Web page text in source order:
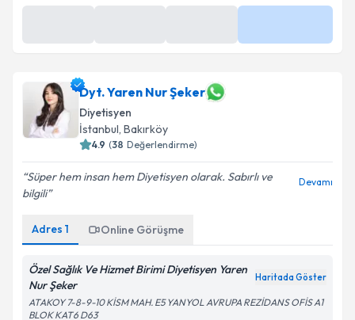
Dyt. Yaren Nur Şeker
Diyetisyen
İstanbul, Bakırköy
4.9 (38 Değerlendirme)
Süper hem insan hem Diyetisyen olarak. Sabırlı ve
bilgili
Devamı
Adres 1 Online Görüşme
Özel Sağlık Ve Hizmet Birimi Diyetisyen Yaren
Nur Şeker
Haritada Göster
ATAKOY 7-8-9-10 KİSM MAH. E5 YANYOL AVRUPA REZİDANS OFİS A1
BLOK KAT6 D63